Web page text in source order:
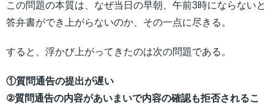
この問題の本質は、なぜ当日の早朝、午前3時にならないと
答弁書ができ上がらないのか、その一点に尽きる。
すると、浮かび上がってきたのは次の問題である。
①質問通告の提出が遅い
②質問通告の内容があいまいで内容の確認も拒否されるこ